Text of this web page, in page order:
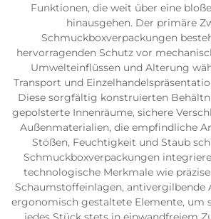
Funktionen, die weit über eine
hinausgehen. Der primäre
Schmuckboxverpackungen
hervorragenden Schutz vor
Umwelteinflüssen und Alterung
Transport und
Diese sorgfältig konstruierten
gepolsterte Innenräume, sichere
Außenmaterialien, die empfindliche
Stößen, Feuchtigkeit und Staub
Schmuckboxverpackungen
technologische Merkmale wie
Schaumstoffeinlagen, antivergilbende
ergonomisch gestaltete Elemente, um